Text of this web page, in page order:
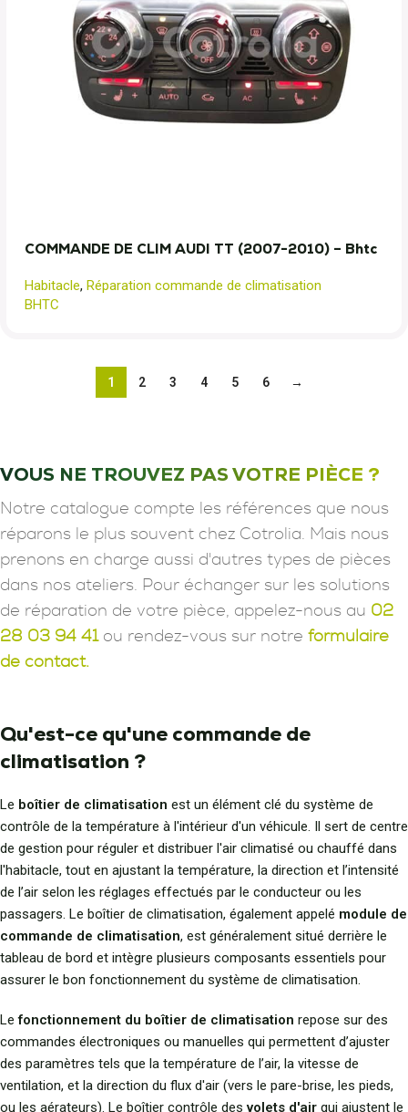
COMMANDE DE CLIM AUDI TT (2007-2010) – Bhtc
Habitacle, Réparation commande de climatisation
BHTC
1 2 3 4 5 6 →
VOUS NE TROUVEZ PAS VOTRE PIÈCE ?
Notre catalogue compte les références que nous
réparons le plus souvent chez Cotrolia. Mais nous
prenons en charge aussi d'autres types de pièces
dans nos ateliers. Pour échanger sur les solutions
de réparation de votre pièce, appelez-nous au 02
28 03 94 41ou rendez-vous sur notre formulaire
de contact.
Qu'est-ce qu'une commande de
climatisation ?
Le boîtier de climatisation est un élément clé du système de
contrôle de la température à l'intérieur d'un véhicule. Il sert de centre
de gestion pour réguler et distribuer l'air climatisé ou chauffé dans
l'habitacle, tout en ajustant la température, la direction et l’intensité
de l’air selon les réglages effectués par le conducteur ou les
passagers. Le boîtier de climatisation, également appelé module de
commande de climatisation, est généralement situé derrière le
tableau de bord et intègre plusieurs composants essentiels pour
assurer le bon fonctionnement du système de climatisation.
Lefonctionnement du boîtier de climatisation repose sur des
commandes électroniques ou manuelles qui permettent d’ajuster
des paramètres tels que la température de l’air, la vitesse de
ventilation, et la direction du flux d'air (vers le pare-brise, les pieds,
ou les aérateurs). Le boîtier contrôle desvolets d'air qui ajustent le